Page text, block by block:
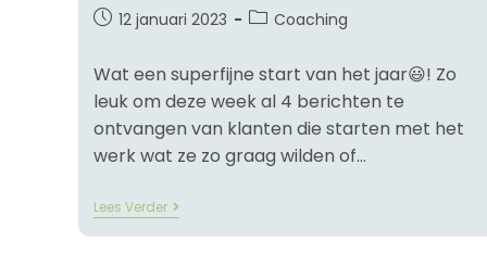
12 januari 2023 Coaching
Wat een superfijne start van het jaar😃! Zo
leuk om deze week al 4 berichten te
ontvangen van klanten die starten met het
werk wat ze zo graag wilden of…
Lees Verder